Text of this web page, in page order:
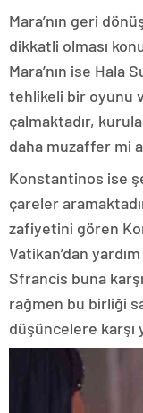
Mara’nın geri
dikkatli olması
Mara’nın ise Hala
tehlikeli bir oyunu
çalmaktadır,
daha muzaffer mi
Konstantinos ise
çareler
zafiyetini gören
Vatikan’dan
Sfrancis buna
rağmen bu birliği
düşüncelere karşı